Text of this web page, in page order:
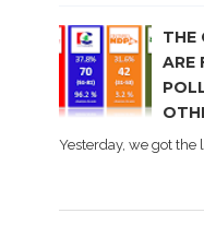
THE
ARE
Yesterday, we got